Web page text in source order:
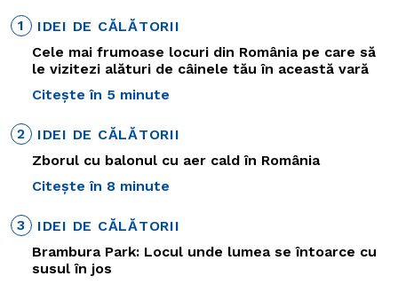
1
IDEI DE CĂLĂTORII
Cele mai frumoase locuri din România pe care să
le vizitezi alături de câinele tău în această vară
Citește în 5 minute
2
IDEI DE CĂLĂTORII
Zborul cu balonul cu aer cald în România
Citește în 8 minute
3
IDEI DE CĂLĂTORII
Brambura Park: Locul unde lumea se întoarce cu
susul în jos